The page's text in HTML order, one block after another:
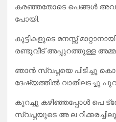
കരഞ്ഞതോടെ പെങ്ങൾ
പോയി.
കുട്ടികളുടെ മനസ്സ്
രണ്ടുവീട് അപ്പുറത്തുള്ള
ഞാൻ സ്വപ്നയെ പിടിച്ചു
ദേഷ്യത്തിൽ വാതിലടച്ചു
കുറച്ചു കഴിഞ്ഞപ്പോൾ പെ
സ്വപ്നയുടെ അ ല